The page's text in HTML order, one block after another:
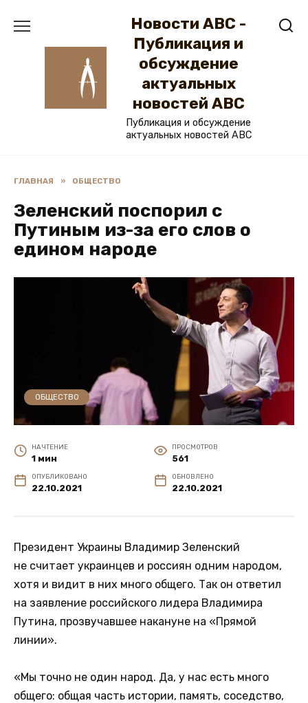
Новости ABC -
Публикация и
обсуждение
актуальных
новостей ABC
Публикация и обсуждение
актуальных новостей ABC
ГЛАВНАЯ » ОБЩЕСТВО
Зеленский поспорил с
Путиным из-за его слов о
едином народе
ОБЩЕСТВО
НА ЧТЕНИЕ
1 мин
ПРОСМОТРОВ
561
ОПУБЛИКОВАНО
22.10.2021
ОБНОВЛЕНО
22.10.2021
Президент Украины Владимир Зеленский
не считает украинцев и россиян одним народом,
хотя и видит в них много общего. Так он ответил
на заявление российского лидера Владимира
Путина, прозвучавшее накануне на «Прямой
линии».
«Мы точно не один народ. Да, у нас есть много
общего: общая часть истории, память, соседство,